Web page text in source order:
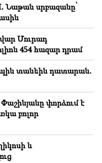
պողոտայում
էր, երբ Բաքվում
Նաթան սրբազանը՝
Մուրադ
454 հազար դրամ
տանեին դատարան.
փորձում է
բոլոր
և